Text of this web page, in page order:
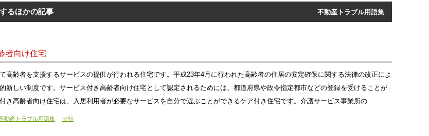
るほかの記事 不動産トラブル用語集
者向け住宅
高齢者を支援するサービスの提供が行われる住宅です。平成23年4月に行われた高齢者の住居の安定確保に関する法律の改正によ
新しい制度です。サービス付き高齢者向け住宅として認定されるためには、都道府県や政令指定都市などの登録を受けることが
き高齢者向け住宅は、入居利用者が必要なサービスを自分で選ぶことができるケア付き住宅です。介護サービス事業所の…
動産トラブル用語集 サ行